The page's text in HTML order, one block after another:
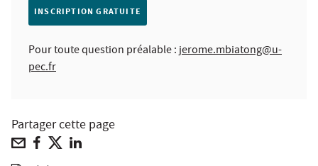
INSCRIPTION GRATUITE
Pour toute question préalable :jerome.mbiatong@u-
pec.fr
Partager cette page